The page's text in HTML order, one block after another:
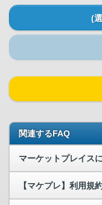
(
関連するFAQ
マーケットプレイス
【マケプレ】利用規